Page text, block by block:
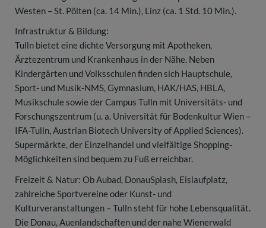
Westen – St. Pölten (ca. 14 Min.), Linz (ca. 1 Std. 10 Min.).
Infrastruktur & Bildung:
Tulln bietet eine dichte Versorgung mit Apotheken,
Ärztezentrum und Krankenhaus in der Nähe. Neben
Kindergärten und Volksschulen finden sich Hauptschule,
Sport- und Musik-NMS, Gymnasium, HAK/HAS, HBLA,
Musikschule sowie der Campus Tulln mit Universitäts- und
Forschungszentrum (u. a. Universität für Bodenkultur Wien –
IFA-Tulln, Austrian Biotech University of Applied Sciences).
Supermärkte, der Einzelhandel und vielfältige Shopping-
Möglichkeiten sind bequem zu Fuß erreichbar.
Freizeit & Natur: Ob Aubad, DonauSplash, Eislaufplatz,
zahlreiche Sportvereine oder Kunst- und
Kulturveranstaltungen – Tulln steht für hohe Lebensqualität.
Die Donau, Auenlandschaften und der nahe Wienerwald